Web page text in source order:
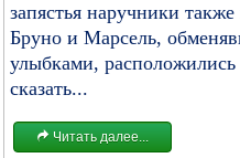
запястья наручники
Бруно и Марсель,
улыбками,
сказать...
Читать далее...